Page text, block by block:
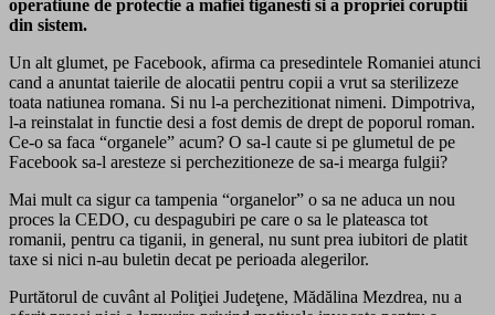
operatiune de protectie a mafiei tiganesti si a propriei coruptii
din sistem.
Un alt glumet, pe Facebook, afirma ca presedintele Romaniei atunci
cand a anuntat taierile de alocatii pentru copii a vrut sa sterilizeze
toata natiunea romana. Si nu l-a perchezitionat nimeni. Dimpotriva,
l-a reinstalat in functie desi a fost demis de drept de poporul roman.
Ce-o sa faca “organele” acum? O sa-l caute si pe glumetul de pe
Facebook sa-l aresteze si perchezitioneze de sa-i mearga fulgii?
Mai mult ca sigur ca tampenia “organelor” o sa ne aduca un nou
proces la CEDO, cu despagubiri pe care o sa le plateasca tot
romanii, pentru ca tiganii, in general, nu sunt prea iubitori de platit
taxe si nici n-au buletin decat pe perioada alegerilor.
Purtătorul de cuvânt al Poliţiei Judeţene, Mădălina Mezdrea, nu a